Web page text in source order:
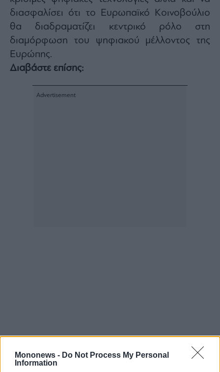
Mononews - Do Not Process My Personal
Information
διασφαλίσει ότι το Ευρωπαϊκό Κοινοβούλιο
θα διαδραματίζει κεντρικό ρόλο στη
διαμόρφωση του ψηφιακού μέλλοντος της
Ευρώπης.
Διαβάστε επίσης: